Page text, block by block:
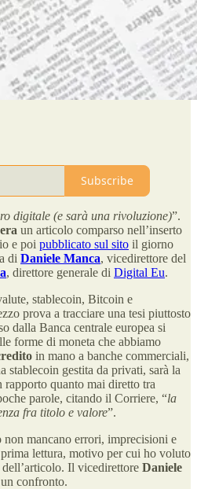
Subscribe
digitale (e sarà una rivoluzione)”.
un articolo comparso nell’inserto
e poi pubblicato sul sito il giorno
di Daniele Manca, vicedirettore del
, direttore generale di Digital Eu.
stablecoin, Bitcoin e
prova a tracciare una tesi piuttosto
dalla Banca centrale europea si
forme di moneta che abbiamo
in mano a banche commerciali,
stablecoin gestita da privati, sarà la
quanto mai diretto tra
parole, citando il Corriere, “la
fra titolo e valore”.
mancano errori, imprecisioni e
lettura, motivo per cui ho voluto
Il vicedirettore Daniele
confronto.